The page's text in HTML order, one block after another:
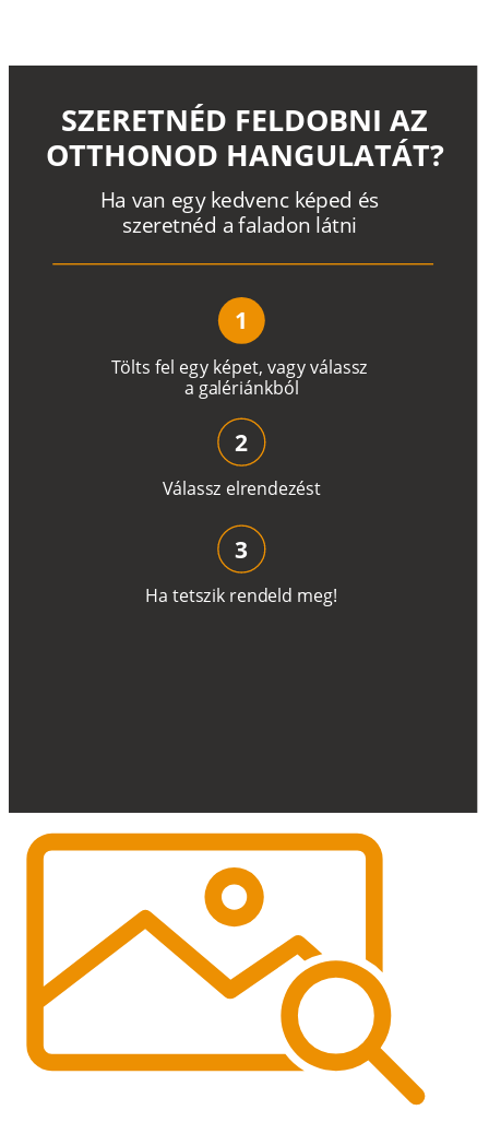
Tölts fel egy képet, vagyválassz
a galériánkból
Ha van egy kedvenc képed és
szeretnéd a faladon látni
SZERETNÉD FELDOBNI AZ
OTTHONOD HANGULATÁT?
1
Válassz elrendezést
2
Ha tetszik rendeld meg!
3